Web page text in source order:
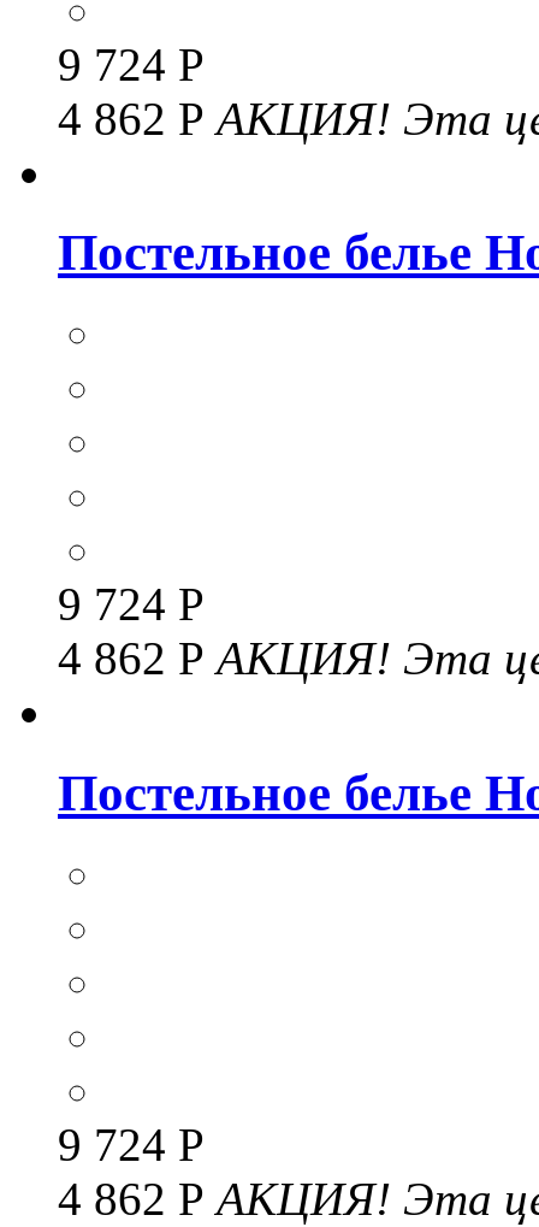
9 724 Р
4 862 Р АКЦИЯ! Эта
Постельное белье
9 724 Р
4 862 РАКЦИЯ! Эта
Постельное белье
9 724 Р
4 862 РАКЦИЯ! Эта